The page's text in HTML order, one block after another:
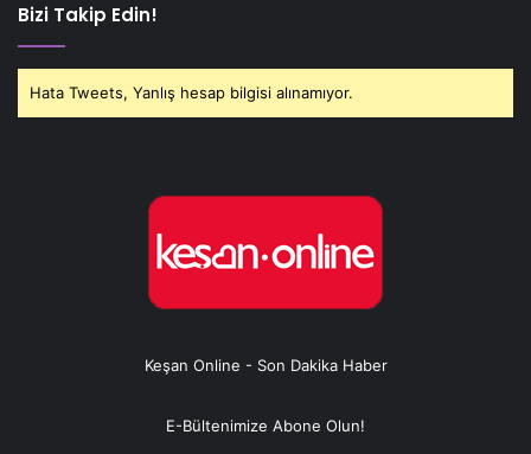
Bizi Takip Edin!
Hata Tweets, Yanlış hesap bilgisi alınamıyor.
Keşan Online - Son Dakika Haber
E-Bültenimize Abone Olun!